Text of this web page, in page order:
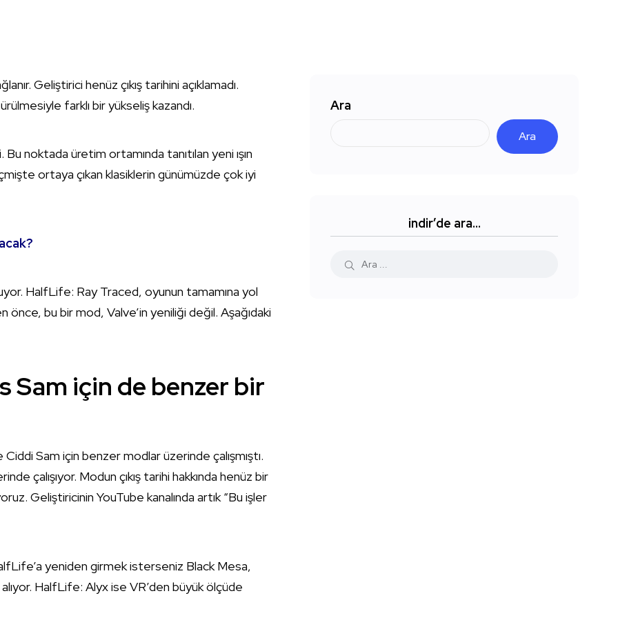
Geliştirici henüz çıkış tarihini açıklamadı.
farklı bir yükseliş kazandı.
noktada üretim ortamında tanıtılan yeni ışın
ortaya çıkan klasiklerin günümüzde çok iyi
HalfLife: Ray Traced, oyunun tamamına yol
önce, bu bir mod, Valve’in yeniliği değil. Aşağıdaki
Sam için de benzer bir
Sam için benzer modlar üzerinde çalışmıştı.
çalışıyor. Modun çıkış tarihi hakkında henüz bir
Geliştiricinin YouTube kanalında artık “Bu işler
yeniden girmek isterseniz Black Mesa,
HalfLife: Alyx ise VR’den büyük ölçüde
Ara
Ara
indir’de ara…